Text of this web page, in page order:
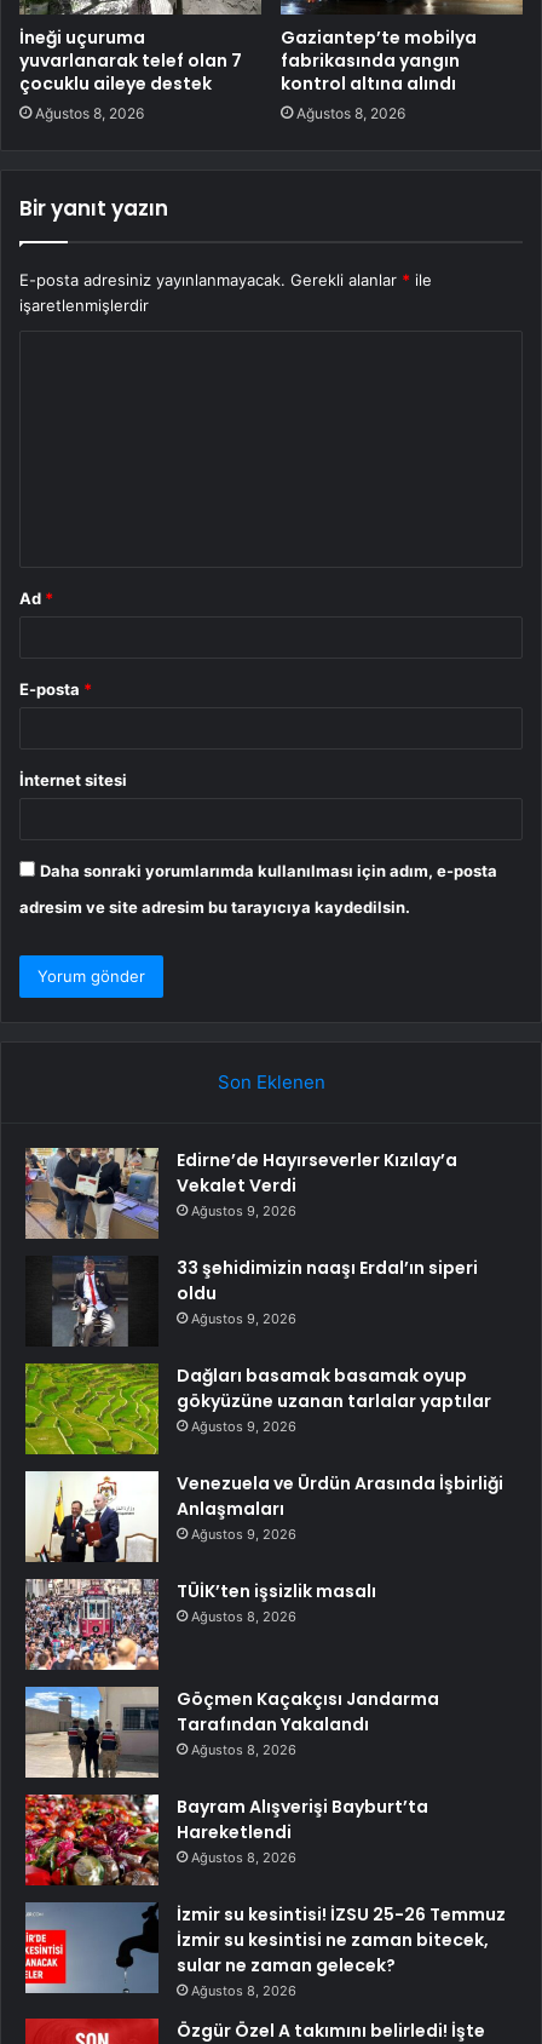
İneği uçuruma
yuvarlanarak telef olan 7
çocuklu aileye destek
Ağustos 8, 2026
Gaziantep’te mobilya
fabrikasında yangın
kontrol altına alındı
Ağustos 8, 2026
Bir yanıt yazın
E-posta adresiniz yayınlanmayacak. Gerekli alanlar * ile
işaretlenmişlerdir
Ad *
E-posta *
İnternet sitesi
Daha sonraki yorumlarımda kullanılması için adım, e-posta
adresim ve site adresim bu tarayıcıya kaydedilsin.
Son Eklenen
Edirne’de Hayırseverler Kızılay’a
Vekalet Verdi
Ağustos 9, 2026
33 şehidimizin naaşı Erdal’ın siperi
oldu
Ağustos 9, 2026
Dağları basamak basamak oyup
gökyüzüne uzanan tarlalar yaptılar
Ağustos 9, 2026
Venezuela ve Ürdün Arasında İşbirliği
Anlaşmaları
Ağustos 9, 2026
TÜİK’ten işsizlik masalı
Ağustos 8, 2026
Göçmen Kaçakçısı Jandarma
Tarafından Yakalandı
Ağustos 8, 2026
Bayram Alışverişi Bayburt’ta
Hareketlendi
Ağustos 8, 2026
İzmir su kesintisi! İZSU 25-26 Temmuz
İzmir su kesintisi ne zaman bitecek,
sular ne zaman gelecek?
Ağustos 8, 2026
Özgür Özel A takımını belirledi! İşte